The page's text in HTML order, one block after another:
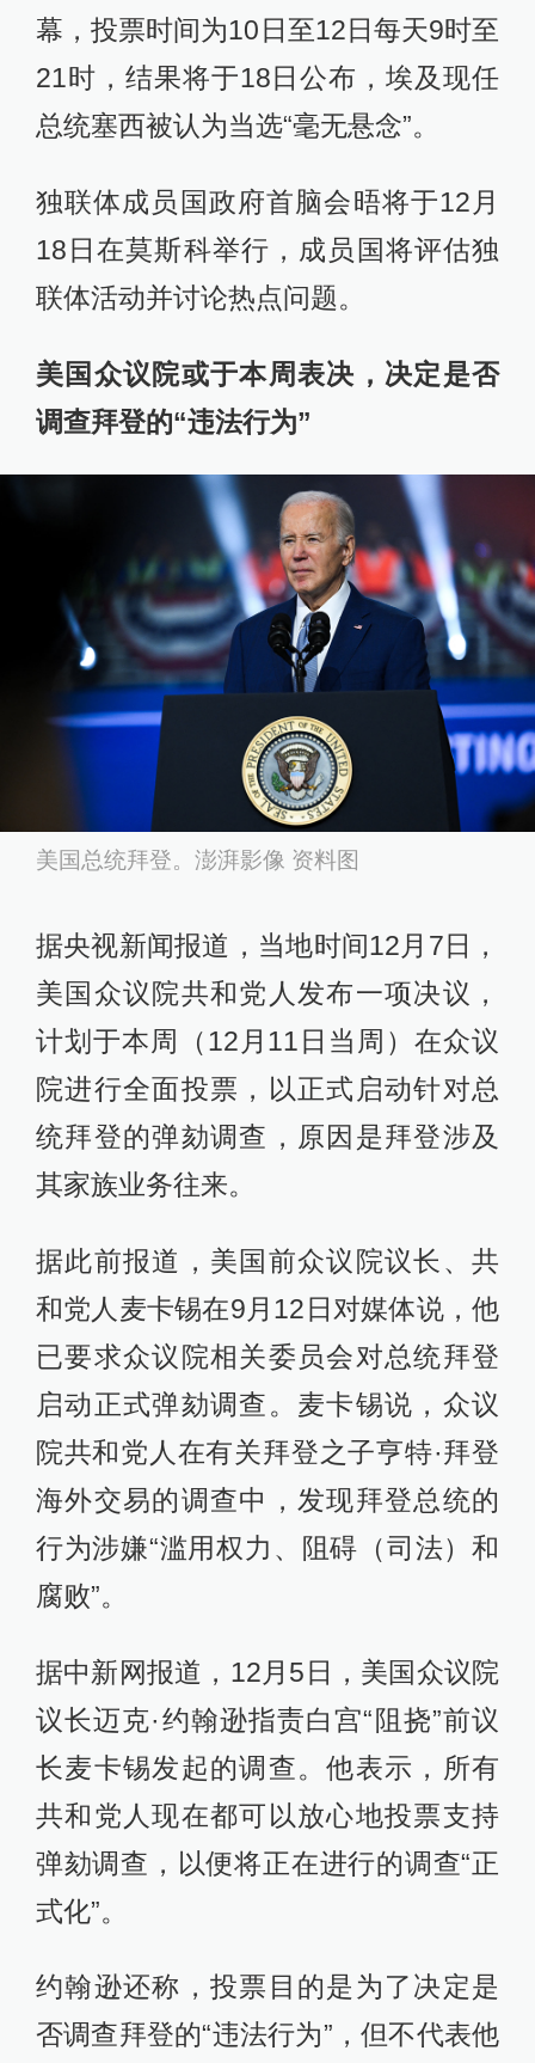
幕，投票时间为10日至12日每天9时至
21时，结果将于18日公布，埃及现任
总统塞西被认为当选“毫无悬念”。
独联体成员国政府首脑会晤将于12月
18日在莫斯科举行，成员国将评估独
联体活动并讨论热点问题。
美国众议院或于本周表决，决定是否
调查拜登的“违法行为”
美国总统拜登。澎湃影像 资料图
据央视新闻报道，当地时间12月7日，
美国众议院共和党人发布一项决议，
计划于本周（12月11日当周）在众议
院进行全面投票，以正式启动针对总
统拜登的弹劾调查，原因是拜登涉及
其家族业务往来。
据此前报道，美国前众议院议长、共
和党人麦卡锡在9月12日对媒体说，他
已要求众议院相关委员会对总统拜登
启动正式弹劾调查。麦卡锡说，众议
院共和党人在有关拜登之子亨特·拜登
海外交易的调查中，发现拜登总统的
行为涉嫌“滥用权力、阻碍（司法）和
腐败”。
据中新网报道，12月5日，美国众议院
议长迈克·约翰逊指责白宫“阻挠”前议
长麦卡锡发起的调查。他表示，所有
共和党人现在都可以放心地投票支持
弹劾调查，以便将正在进行的调查“正
式化”。
约翰逊还称，投票目的是为了决定是
否调查拜登的“违法行为”，但不代表他